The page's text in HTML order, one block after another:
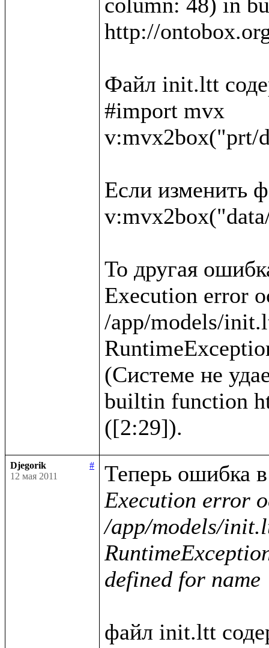
http://
Файл init.ltt
#import mvx
v:mvx2box("prt/
Если изменить
То другая
Execution error
/app/models/
(Системе не
builtin function
Djegorik
#
12 мая 2011
Execution error
/app/models/
defined for
файл init.ltt